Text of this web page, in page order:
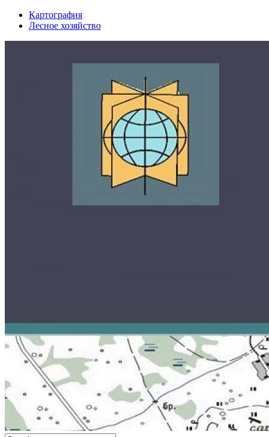
Картография
Лесное хозяйство